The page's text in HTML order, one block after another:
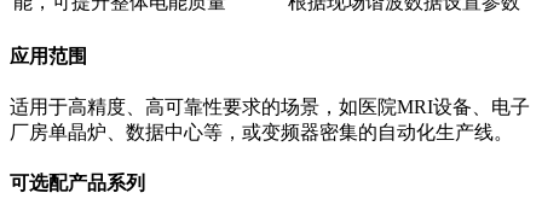
应用范围
适用于高精度、高可靠性要求的场景，如医院MRI设备、电子
厂房单晶炉、数据中心等，或变频器密集的自动化生产线。
可选配产品系列